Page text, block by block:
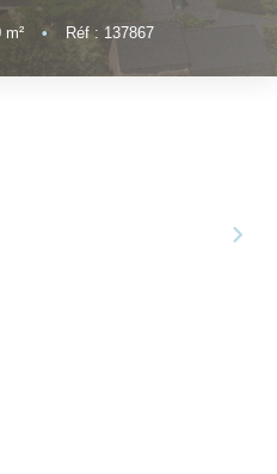
m² • Réf : 137867